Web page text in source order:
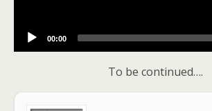
00:00
To be continued….